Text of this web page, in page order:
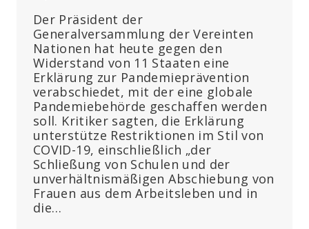
Der Präsident der
Generalversammlung der Vereinten
Nationen hat heute gegen den
Widerstand von 11 Staaten eine
Erklärung zur Pandemieprävention
verabschiedet, mit der eine globale
Pandemiebehörde geschaffen werden
soll. Kritiker sagten, die Erklärung
unterstütze Restriktionen im Stil von
COVID-19, einschließlich „der
Schließung von Schulen und der
unverhältnismäßigen Abschiebung von
Frauen aus dem Arbeitsleben und in
die…